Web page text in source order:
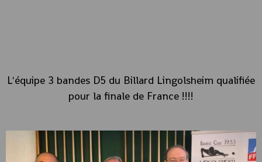
L'équipe 3 bandes D5 du Billard Lingolsheim qualifiée
pour la finale de France !!!!